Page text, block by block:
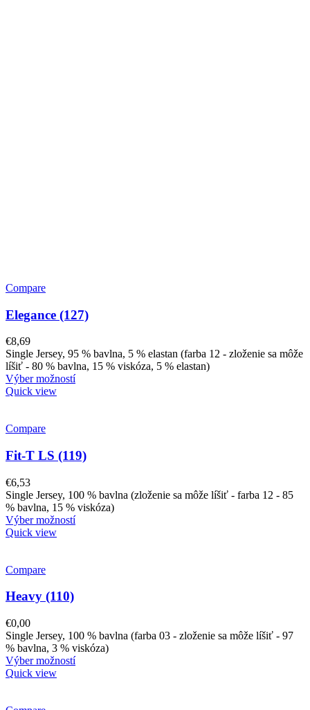
Compare
Elegance (127)
€8,69
Single Jersey, 95 % bavlna, 5 % elastan (farba 12 - zloženie sa môže
líšiť - 80 % bavlna, 15 % viskóza, 5 % elastan)
Výber možností
Quick view
Compare
Fit-T LS (119)
€6,53
Single Jersey, 100 % bavlna (zloženie sa môže líšiť - farba 12 - 85
% bavlna, 15 % viskóza)
Výber možností
Quick view
Compare
Heavy (110)
€0,00
Single Jersey, 100 % bavlna (farba 03 - zloženie sa môže líšiť - 97
% bavlna, 3 % viskóza)
Výber možností
Quick view